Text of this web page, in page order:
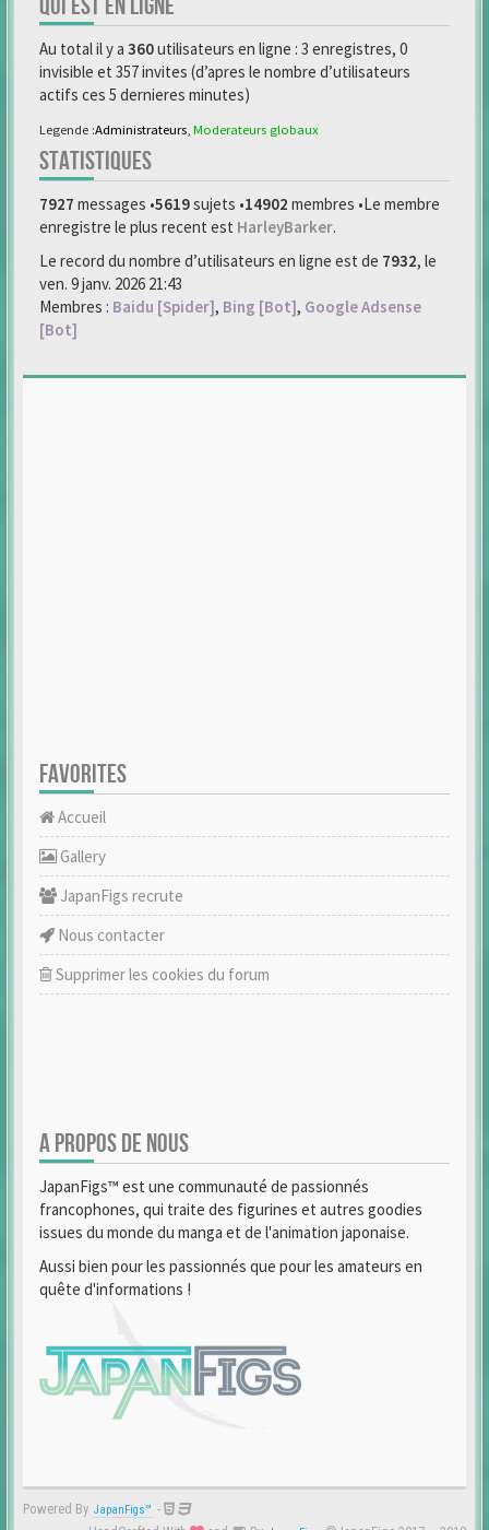
Au total il y a 360utilisateurs en ligne : 3 enregistres, 0
invisible et 357 invites (d’apres le nombre d’utilisateurs
actifs ces 5 dernieres minutes)
Legende :Administrateurs Moderateurs globaux
STATISTIQUES
7927 messages •5619sujets •14902 membres •Le membre
enregistre le plus recent est HarleyBarker.
Le record du nombre d’utilisateurs en ligne est de 7932, le
ven. 9 janv. 2026 21:43
Membres : Baidu [Spider], Bing [Bot], Google Adsense
[Bot]
FAVORITES
Accueil
Gallery
JapanFigs recrute
Nous contacter
Supprimer les cookies du forum
A PROPOS DE NOUS
JapanFigs™ est une communauté de passionnés
francophones, qui traite des figurines et autres goodies
issues du monde du manga et de l'animation japonaise.
Aussi bien pour les passionnés que pour les amateurs en
quête d'informations !
Powered By JapanFigs™ -